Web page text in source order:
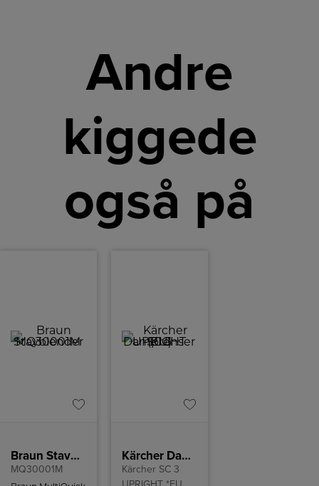
Andre
kiggede
også på
Braun Stavblender
MQ30001M
Kärcher Damprenser SC 3 UPRIGHT (EU)
Kärcher SC 3